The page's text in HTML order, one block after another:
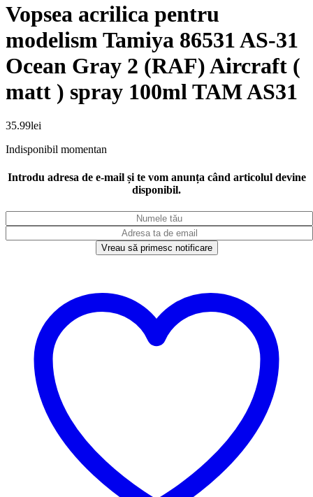
Vopsea acrilica pentru
modelism Tamiya 86531 AS-31
Ocean Gray 2 (RAF) Aircraft (
matt ) spray 100ml TAM AS31
35.99lei
Indisponibil momentan
Introdu adresa de e-mail și te vom anunța când articolul devine
disponibil.
Vreau să primesc notificare